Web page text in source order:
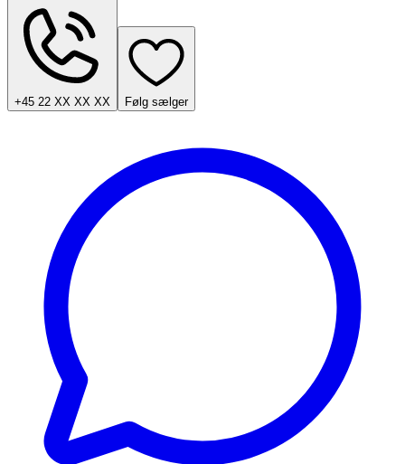
+45 22 XX XX XX Følg sælger